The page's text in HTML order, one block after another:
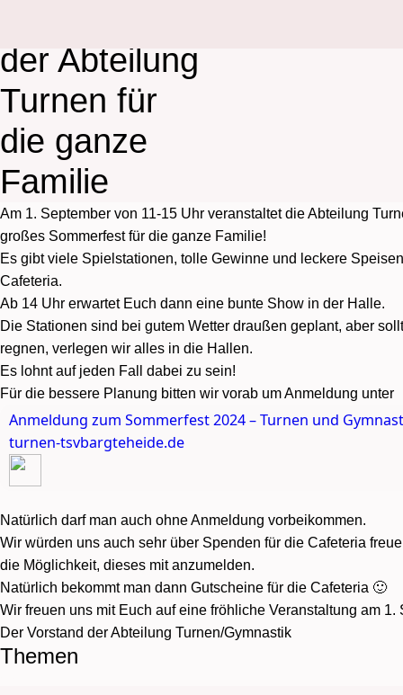
der Abteilung
Turnen für
die ganze
Familie
Am 1. September von 11-15 Uhr veranstaltet die Abteilung
großes Sommerfest für die ganze Familie!
Es gibt viele Spielstationen, tolle Gewinne und leckere
Cafeteria.
Ab 14 Uhr erwartet Euch dann eine bunte Show in der Halle.
Die Stationen sind bei gutem Wetter draußen geplant, aber
regnen, verlegen wir alles in die Hallen.
Es lohnt auf jeden Fall dabei zu sein!
Für die bessere Planung bitten wir vorab um Anmeldung unter
Anmeldung zum Sommerfest 2024 – Turnen und
turnen-tsvbargteheide.de
Natürlich darf man auch ohne Anmeldung vorbeikommen.
Wir würden uns auch sehr über Spenden für die Cafeteria
die Möglichkeit, dieses mit anzumelden.
Natürlich bekommt man dann Gutscheine für die Cafeteria 🙂
Wir freuen uns mit Euch auf eine fröhliche Veranstaltung am 1.
Der Vorstand der Abteilung Turnen/Gymnastik
Themen